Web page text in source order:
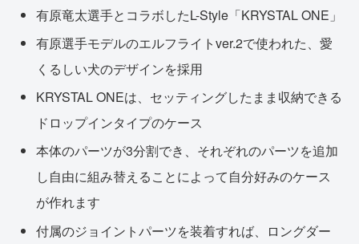
有原竜太選手とコラボしたL-Style「KRYSTAL ONE」
有原選手モデルのエルフライトver.2で使われた、愛
くるしい犬のデザインを採用
KRYSTAL ONEは、セッティングしたまま収納できる
ドロップインタイプのケース
本体のパーツが3分割でき、それぞれのパーツを追加
し自由に組み替えることによって自分好みのケース
が作れます
付属のジョイントパーツを装着すれば、ロングダー